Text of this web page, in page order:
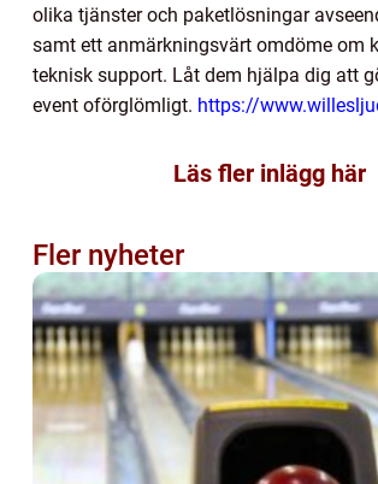
olika tjänster och paketlösningar
samt ett anmärkningsvärt omdöme om
teknisk support. Låt dem hjälpa dig att
event oförglömligt. https://
Läs fler inlägg här
Fler nyheter